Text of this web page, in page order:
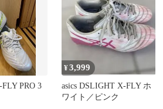
PRO 3
¥3,999
asics DSLIGHT X-FLY ホ
ワイト／ピンク